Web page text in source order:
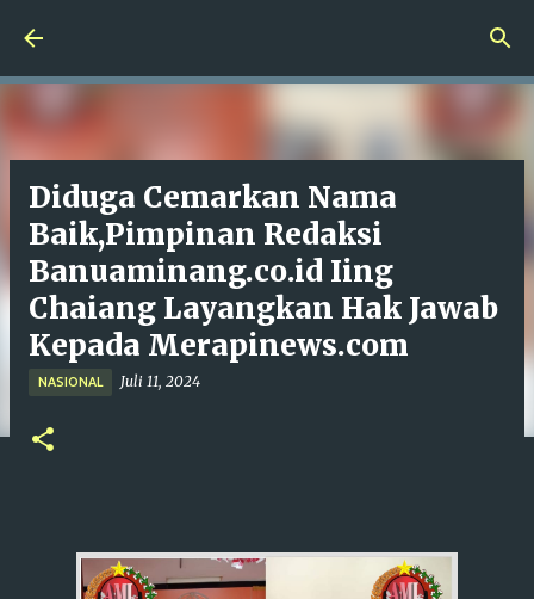
Diduga Cemarkan Nama
Baik,Pimpinan Redaksi
Banuaminang.co.id Iing
Chaiang Layangkan Hak Jawab
Kepada Merapinews.com
NASIONAL Juli 11, 2024